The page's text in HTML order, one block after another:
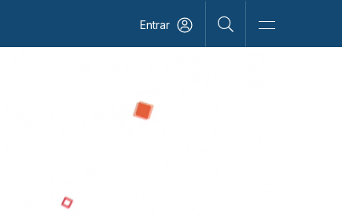
Entrar